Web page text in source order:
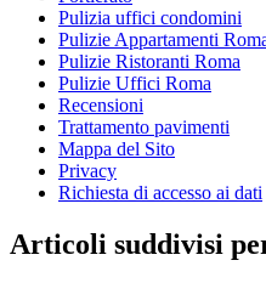
Pulizia uffici condomini
Pulizie Appartamenti
Pulizie Ristoranti Roma
Pulizie Uffici Roma
Recensioni
Trattamento pavimenti
Mappa del Sito
Privacy
Richiesta di accesso ai dati
Articoli suddivisi